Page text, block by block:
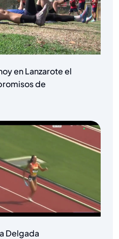
en Lanzarote el
de
Delgada